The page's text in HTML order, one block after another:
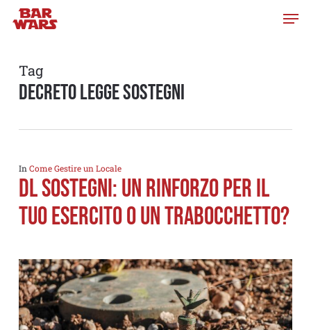
Skip
content
Tag
decreto legge sostegni
In Come Gestire un Locale
DL Sostegni: un Rinforzo per il
tuo esercito o un trabocchetto?